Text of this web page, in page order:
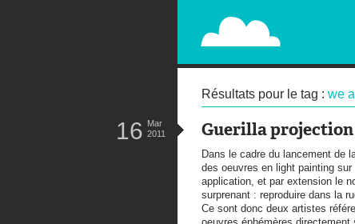
PAPERPLANE
STREET, AMBIENT, GUÉRILLA
Résultats pour le tag : we
Guerilla projection
16 Mar
2011
Dans le cadre du lancement de
des oeuvres en light painting
application, et par extension le
surprenant : reproduire dans la
Ce sont donc deux artistes